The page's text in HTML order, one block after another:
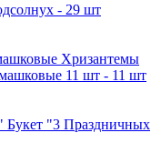
- 29 шт
Хризантемы
11 шт - 11 шт
Букет "3 Праздничных